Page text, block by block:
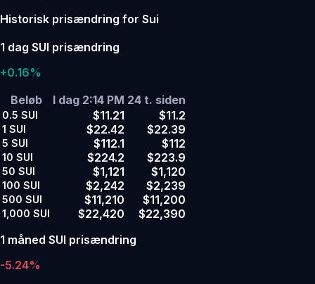
Historisk prisændring for Sui
1 dag SUI prisændring
+0.16%
Beløb
I dag 2:14 PM 24 t. siden
0.5 SUI $11.21 $11.2
1 SUI $22.42 $22.39
5 SUI $112.1 $112
10 SUI $224.2 $223.9
50 SUI $1,121 $1,120
100 SUI $2,242 $2,239
500 SUI $11,210 $11,200
1,000 SUI $22,420
$22,390
1 måned SUI prisændring
-5.24%